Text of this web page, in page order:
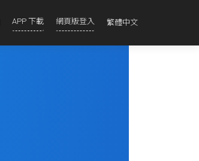
APP 下載 網頁版登入 繁體中文